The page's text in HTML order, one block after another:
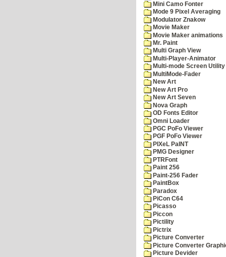
Mini Camo Fonter
Mode 9 Pixel Averaging
Modulator Znakow
Movie Maker
Movie Maker animations
Mr. Paint
Multi Graph View
Multi-Player-Animator
Multi-mode Screen Utility
MultiMode-Fader
New Art
New Art Pro
New Art Seven
Nova Graph
OD Fonts Editor
Omni Loader
PGC PoFo Viewer
PGF PoFo Viewer
PIXeL PaINT
PMG Designer
PTRFont
Paint 256
Paint-256 Fader
PaintBox
Paradox
PiCon C64
Picasso
Piccon
Pictility
Pictrix
Picture Converter
Picture Converter
Picture Devider